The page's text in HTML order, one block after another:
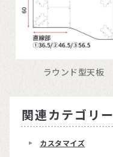
ラウンド型天板
関連カテゴリー
カスタマイズ